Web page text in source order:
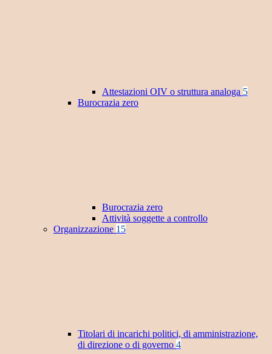
Attestazioni OIV o struttura analoga 5
Burocrazia zero
Burocrazia zero
Attività soggette a controllo
Organizzazione 15
Titolari di incarichi politici, di amministrazione,
di direzione o di governo 4